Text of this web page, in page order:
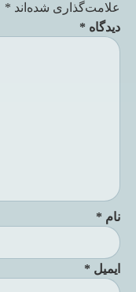
علامت‌گذاری شده‌اند *
دیدگاه *
نام *
ایمیل *